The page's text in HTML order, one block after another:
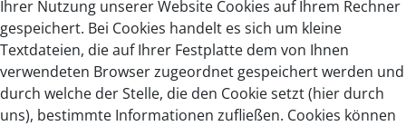
Ihrer Nutzung unserer Website Cookies auf Ihrem Rechner
gespeichert. Bei Cookies handelt es sich um kleine
Textdateien, die auf Ihrer Festplatte dem von Ihnen
verwendeten Browser zugeordnet gespeichert werden und
durch welche der Stelle, die den Cookie setzt (hier durch
uns), bestimmte Informationen zufließen. Cookies können